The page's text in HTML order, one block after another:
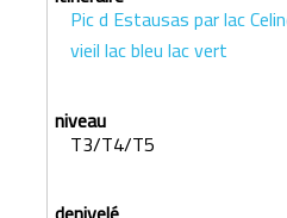
Pic d Estausas par lac
vieil lac bleu lac vert
T3/T4/T5